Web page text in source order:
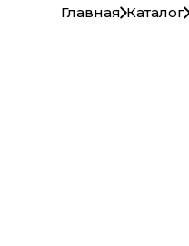
Главная Каталог